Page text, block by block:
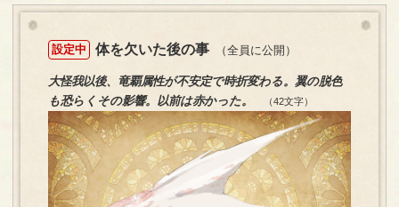
設定中 体を欠いた後の事 （全員に公開）
大怪我以後、竜覇属性が不安定で時折変わる。翼の脱色
も恐らくその影響。以前は赤かった。
（42文字）